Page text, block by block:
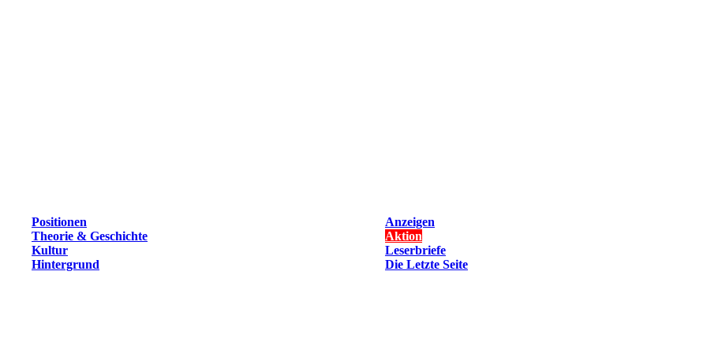
Positionen
Anzeigen
Theorie & Geschichte
Aktion
Kultur
Leserbriefe
Hintergrund Die Letzte Seite